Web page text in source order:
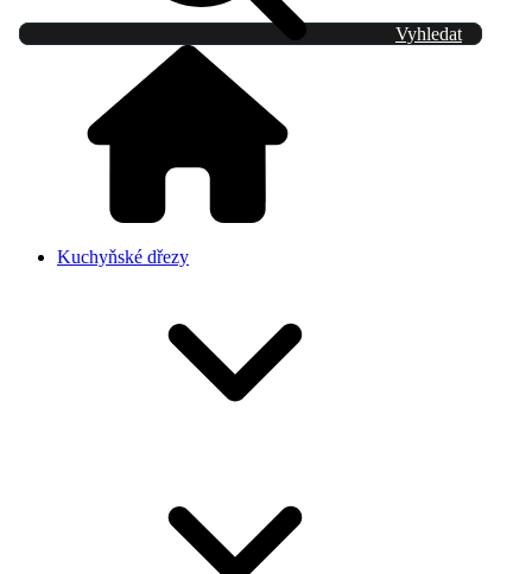
Vyhledat
Kuchyňské dřezy